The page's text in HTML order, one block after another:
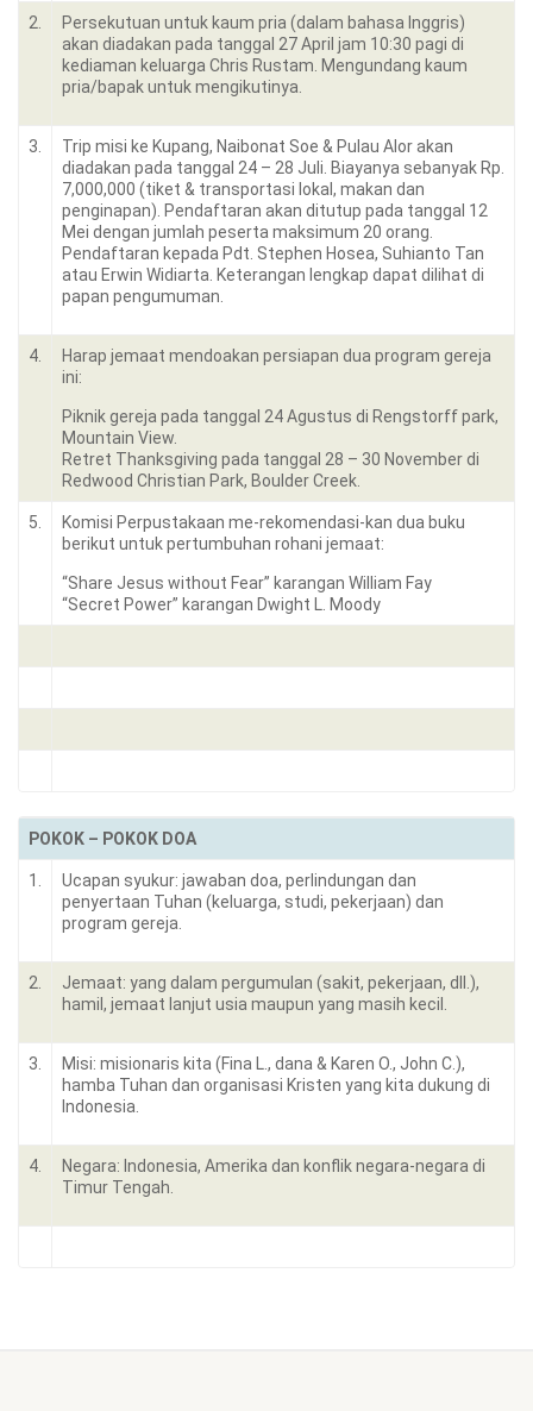
2.
Persekutuan untuk kaum pria (dalam bahasa Inggris)
akan diadakan pada tanggal 27 April jam 10:30 pagi di
kediaman keluarga Chris Rustam. Mengundang kaum
pria/bapak untuk mengikutinya.
3.
Trip misi ke Kupang, Naibonat Soe & Pulau Alor akan
diadakan pada tanggal 24 – 28 Juli. Biayanya sebanyak Rp.
7,000,000 (tiket & transportasi lokal, makan dan
penginapan). Pendaftaran akan ditutup pada tanggal 12
Mei dengan jumlah peserta maksimum 20 orang.
Pendaftaran kepada Pdt. Stephen Hosea, Suhianto Tan
atau Erwin Widiarta. Keterangan lengkap dapat dilihat di
papan pengumuman.
4.
Harap jemaat mendoakan persiapan dua program gereja
ini:
Piknik gereja pada tanggal 24 Agustus di Rengstorff park,
Mountain View.
Retret Thanksgiving pada tanggal 28 – 30 November di
Redwood Christian Park, Boulder Creek.
5.
Komisi Perpustakaan me-rekomendasi-kan dua buku
berikut untuk pertumbuhan rohani jemaat:
“Share Jesus without Fear” karangan William Fay
“Secret Power” karangan Dwight L. Moody
POKOK – POKOK DOA
1.
Ucapan syukur: jawaban doa, perlindungan dan
penyertaan Tuhan (keluarga, studi, pekerjaan) dan
program gereja.
2.
Jemaat: yang dalam pergumulan (sakit, pekerjaan, dll.),
hamil, jemaat lanjut usia maupun yang masih kecil.
3.
Misi: misionaris kita (Fina L., dana & Karen O., John C.),
hamba Tuhan dan organisasi Kristen yang kita dukung di
Indonesia.
4.
Negara: Indonesia, Amerika dan konflik negara-negara di
Timur Tengah.